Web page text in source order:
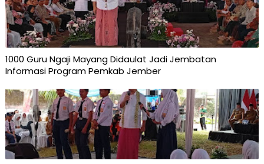
1000 Guru Ngaji Mayang Didaulat Jadi Jembatan
Informasi Program Pemkab Jember